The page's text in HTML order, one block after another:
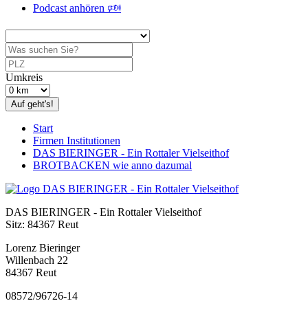
Podcast anhören 🕬
Umkreis
Auf geht's!
Start
Firmen Institutionen
DAS BIERINGER - Ein Rottaler Vielseithof
BROTBACKEN wie anno dazumal
DAS BIERINGER - Ein Rottaler Vielseithof
Sitz: 84367 Reut
Lorenz Bieringer
Willenbach 22
84367 Reut
08572/96726-14